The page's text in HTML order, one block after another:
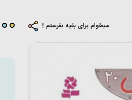
میخوام برای بقیه بفرستم !